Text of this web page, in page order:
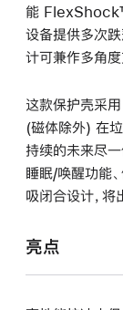
能 FlexShock™
设备提供多次跌
计可兼作多角度
这款保护壳采
(磁体除外) 在
持续的未来尽
睡眠/唤醒功能
吸闭合设计，将
亮点